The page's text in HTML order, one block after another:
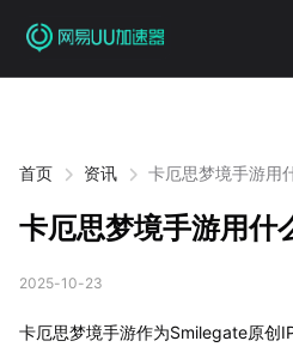
首页 资讯 卡厄思梦境手游用
卡厄思梦境手游用什
2025-10-23
卡厄思梦境手游作为Smilegate原创